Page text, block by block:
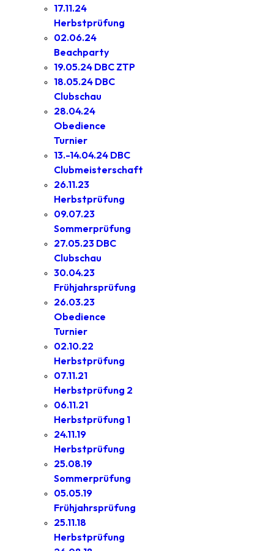
17.11.24
Herbstprüfung
02.06.24
Beachparty
19.05.24 DBC ZTP
18.05.24 DBC
Clubschau
28.04.24
Obedience
Turnier
13.-14.04.24 DBC
Clubmeisterschaft
26.11.23
Herbstprüfung
09.07.23
Sommerprüfung
27.05.23 DBC
Clubschau
30.04.23
Frühjahrsprüfung
26.03.23
Obedience
Turnier
02.10.22
Herbstprüfung
07.11.21
Herbstprüfung 2
06.11.21
Herbstprüfung 1
24.11.19
Herbstprüfung
25.08.19
Sommerprüfung
05.05.19
Frühjahrsprüfung
25.11.18
Herbstprüfung